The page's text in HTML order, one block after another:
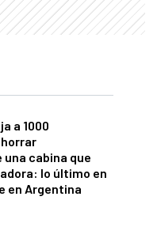
a 1000
cabina que
lo último en
en Argentina